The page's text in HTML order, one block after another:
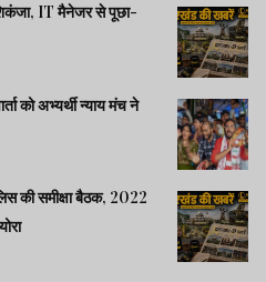
IT मैनेजर से पूछा-
को अभ्यर्थी न्याय मंच ने
की समीक्षा बैठक, 2022